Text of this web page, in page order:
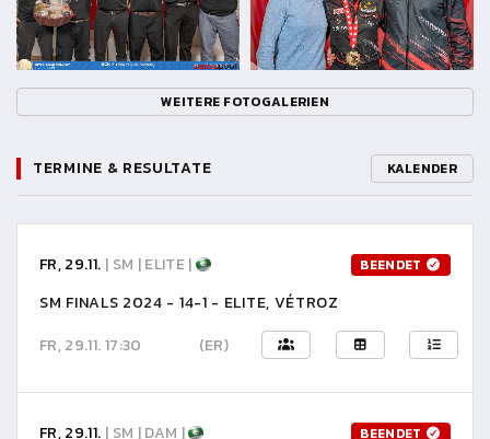
WEITERE FOTOGALERIEN
TERMINE & RESULTATE KALENDER
FR, 29.11. | SM | ELITE | BEENDET
SM FINALS 2024 - 14-1 - ELITE, VÉTROZ
FR, 29.11. 17:30
(ER)
FR, 29.11. | SM | DAM | BEENDET